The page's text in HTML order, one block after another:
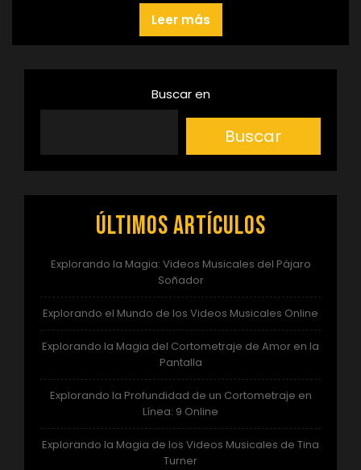
Leer más
Buscar en
Buscar
Últimos artículos
Explorando la Magia: Videos Musicales del Pájaro
Soñador
Explorando el Mundo de los Videos Musicales Online
Explorando la Magia del Cortometraje de Amor en la
Pantalla
Explorando la Profundidad de un Cortometraje en
Línea: 9 Online
Explorando la Magia de los Videos Musicales de Tina
Turner